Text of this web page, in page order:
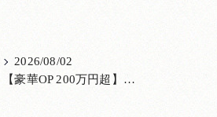
2026/08/02
【豪華OP 200万円超】極上のポルシェ マカンが入荷！注目のオプション装備